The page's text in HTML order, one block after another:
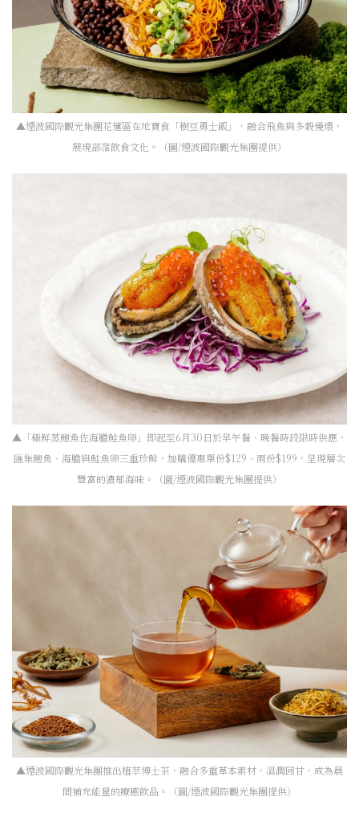
▲煙波國際觀光集團花蓮區在地寶食「樹豆勇士飯」，融合飛魚與多穀慢煨，
展現部落飲食文化。（圖/煙波國際觀光集團提供）
▲「極鮮蒸鮑魚佐海膽鮭魚卵」即起至6月30日於早午餐、晚餐時段限時供應，
匯集鮑魚、海膽與鮭魚卵三重珍鮮，加購優惠單份$129、兩份$199，呈現層次
豐富的濃郁海味。（圖/煙波國際觀光集團提供）
▲煙波國際觀光集團推出植萃博士茶，融合多重草本素材，溫潤回甘，成為晨
間補充能量的療癒飲品。（圖/煙波國際觀光集團提供）